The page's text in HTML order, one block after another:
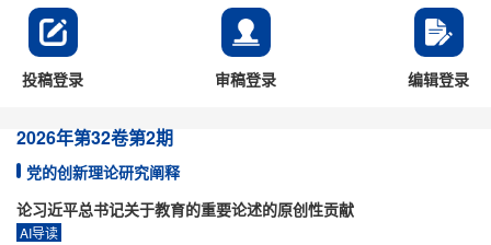
投稿登录 审稿登录 编辑登录
2026年第32卷第2期
党的创新理论研究阐释
论习近平总书记关于教育的重要论述的原创性贡献
AI导读